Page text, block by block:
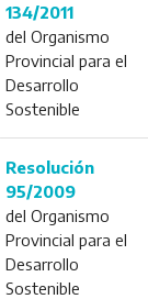
134/2011
del Organismo
Provincial para el
Desarrollo
Sostenible
Resolución
95/2009
del Organismo
Provincial para el
Desarrollo
Sostenible